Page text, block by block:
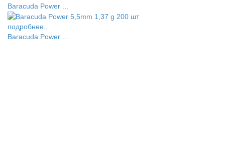
Baracuda Power ...
подробнее..
Baracuda Power ...